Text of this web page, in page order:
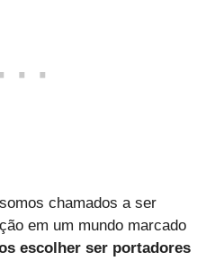
chamados a ser
em um mundo marcado
escolher ser portadores